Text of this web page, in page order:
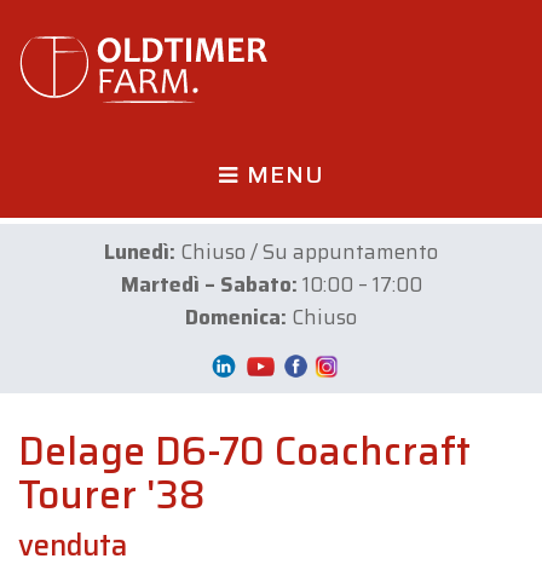
MENU
Lunedì: Chiuso / Su appuntamento
Martedì – Sabato:10:00 – 17:00
Domenica: Chiuso
Delage D6-70 Coachcraft
Tourer '38
venduta